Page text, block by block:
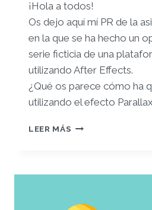
¡Hola a todos!
Os dejo aquí mí PR de la
en la que se ha hecho un
serie ficticia de una
utilizando After Effects.
¿Qué os parece cómo ha
utilizando el efecto
LEER MÁS PR
PRODUCTO: